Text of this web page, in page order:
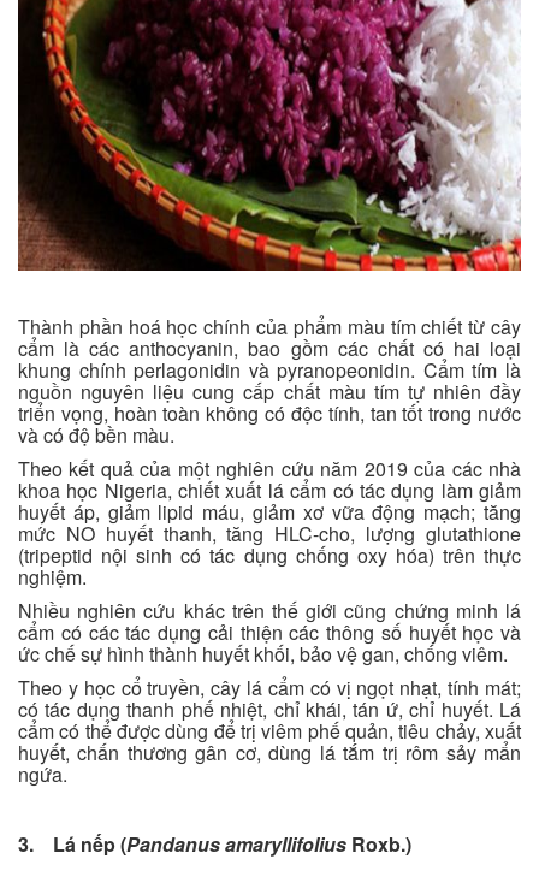
Thành phần hoá học chính của phẩm màu tím chiết từ cây
cẩm là các anthocyanin, bao gồm các chất có hai loại
khung chính perlagonidin và pyranopeonidin. Cẩm tím là
nguồn nguyên liệu cung cấp chất màu tím tự nhiên đầy
triển vọng, hoàn toàn không có độc tính, tan tốt trong nước
và có độ bền màu.
Theo kết quả của một nghiên cứu năm 2019 của các nhà
khoa học Nigeria, chiết xuất lá cẩm có tác dụng làm giảm
huyết áp, giảm lipid máu, giảm xơ vữa động mạch; tăng
mức NO huyết thanh, tăng HLC-cho, lượng glutathione
(tripeptid nội sinh có tác dụng chống oxy hóa) trên thực
nghiệm.
Nhiều nghiên cứu khác trên thế giới cũng chứng minh lá
cẩm có các tác dụng cải thiện các thông số huyết học và
ức chế sự hình thành huyết khối, bảo vệ gan, chống viêm.
Theo y học cổ truyền, cây lá cẩm có vị ngọt nhạt, tính mát;
có tác dụng thanh phế nhiệt, chỉ khái, tán ứ, chỉ huyết. Lá
cẩm có thể được dùng để trị viêm phế quản, tiêu chảy, xuất
huyết, chấn thương gân cơ, dùng lá tắm trị rôm sảy mẩn
ngứa.
3. Lá nếp (Pandanus amaryllifolius Roxb.)